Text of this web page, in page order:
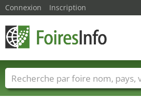
Connexion Inscription
Foire noms Pays Villes